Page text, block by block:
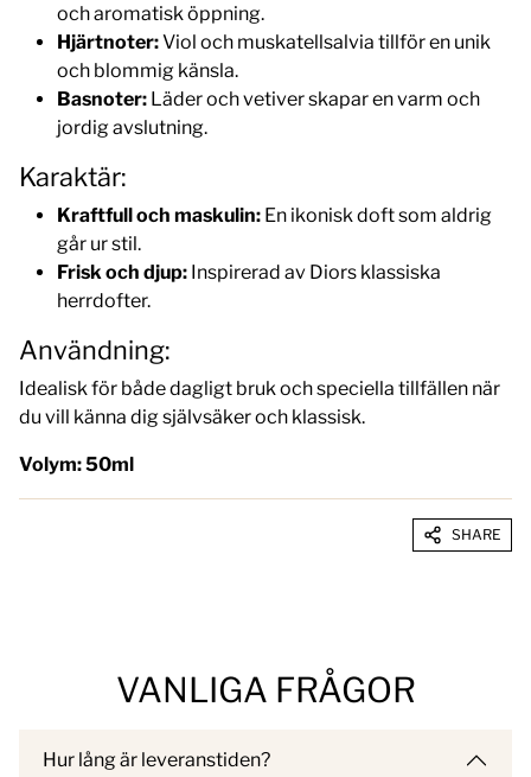
och aromatisk öppning.
Hjärtnoter:Viol och muskatellsalvia tillför en unik
och blommig känsla.
Basnoter: Läder och vetiver skapar en varm och
jordig avslutning.
Karaktär:
Kraftfull och maskulin: En ikonisk doft som aldrig
går ur stil.
Frisk och djup: Inspirerad av Diors klassiska
herrdofter.
Användning:
Idealisk för både dagligt bruk och speciella tillfällen när
du vill känna dig självsäker och klassisk.
Volym: 50ml
SHARE
VANLIGA FRÅGOR
Hur lång är leveranstiden?